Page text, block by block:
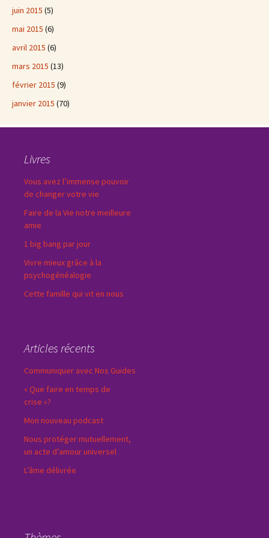
juin 2015 (5)
mai 2015 (6)
avril 2015 (6)
mars 2015 (13)
février 2015 (9)
janvier 2015 (70)
Livres
Vous avez l’immense pouvoir
de changer votre vie
Faire de la Vie notre meilleure
amie
1 big bang par jour
Vivre mieux grâce à la
psychogénéalogie
Cette famille qui vit en nous
Articles récents
Communiquer avec Nos Guides
« Que faire en temps de
crise »?
Mon nouveau podcast
Nous protéger mutuellement,
un acte d’amour universel
L’âme délivrée